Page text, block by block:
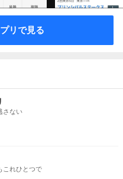
リで見る
さない
これひとつで